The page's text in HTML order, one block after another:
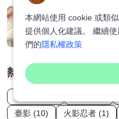
追女生3個月
2026-08-08
熱門標籤
臺影 (10)
火影忍者 (1)
本網站使用 cookie 或類
提供個人化建議。 繼續
們的隱私權政策